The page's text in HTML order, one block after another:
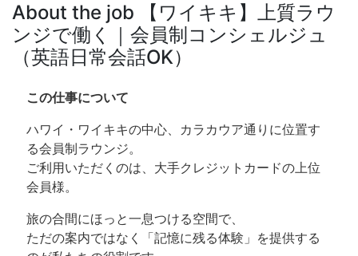
About the job 【ワイキキ】上質ラウ
ンジで働く｜会員制コンシェルジュ
（英語日常会話OK）
この仕事について
ハワイ・ワイキキの中心、カラカウア通りに位置す
る会員制ラウンジ。
ご利用いただくのは、大手クレジットカードの上位
会員様。
旅の合間にほっと一息つける空間で、
ただの案内ではなく「記憶に残る体験」を提供する